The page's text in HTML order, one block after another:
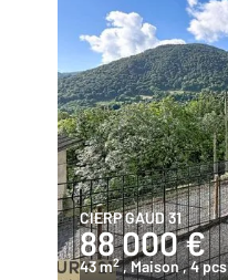
CIERP GAUD 31
88 000 €
43 m2 , Maison, 4 pcs